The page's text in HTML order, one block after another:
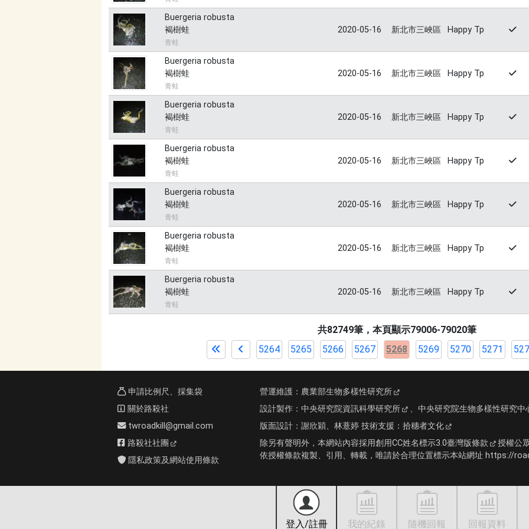
Buergeria robusta
褐樹蛙
青蛙
2020-05-16 新北市三峽區 Happy Tp
Buergeria robusta
褐樹蛙
青蛙
2020-05-16 新北市三峽區 Happy Tp
Buergeria robusta
褐樹蛙
青蛙
2020-05-16 新北市三峽區 Happy Tp
Buergeria robusta
褐樹蛙
青蛙
2020-05-16 新北市三峽區 Happy Tp
Buergeria robusta
褐樹蛙
青蛙
2020-05-16 新北市三峽區 Happy Tp
Buergeria robusta
褐樹蛙
青蛙
2020-05-16 新北市三峽區 Happy Tp
Buergeria robusta
褐樹蛙
青蛙
2020-05-16 新北市三峽區 Happy Tp
共82749筆，本頁顯示79006-79020筆
5264
5265 5266 5267 5268 5269 5270 5271
登入/註冊 我的紀錄 隨機回報 回報資料
申請比例尺、採集袋
關於路殺社
twroadkill@gmail.com
路殺社社團
隱私政策及網站使用條款
營運維護： 農業部生物多樣性研究所
設計製作： 中央研究院資訊科學研究所 、 中央研究院生物多樣性研究中
版面設計： 謝欣穎、林薏婷 技術支援： 拾穗者文化
除另有聲明外，本網站內容採用創用CC姓名標示3.0臺灣版條款
授權公
依授權條款複製、引用、轉載，唯請於合理位置標示本站網址 https://